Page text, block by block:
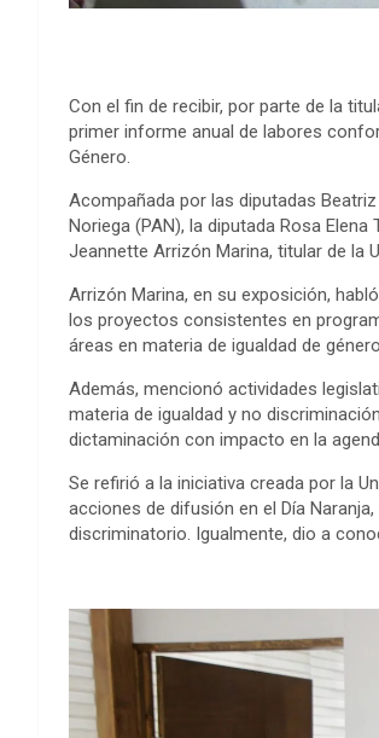
Con el fin de recibir, por parte de la
primer informe anual de labores
Género.
Acompañada por las diputadas
Noriega (PAN), la diputada Rosa
Jeannette Arrizón Marina, titular de la
Arrizón Marina, en su exposición,
los proyectos consistentes en
áreas en materia de igualdad de
Además, mencionó actividades
materia de igualdad y no
dictaminación con impacto en la
Se refirió a la iniciativa creada por la
acciones de difusión en el Día
discriminatorio. Igualmente, dio a